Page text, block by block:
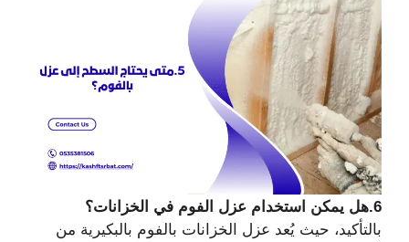
6.هل يمكن استخدام عزل الفوم في الخزانات؟
بالتأكيد، حيث يُعد عزل الخزانات بالفوم بالبكيرية من